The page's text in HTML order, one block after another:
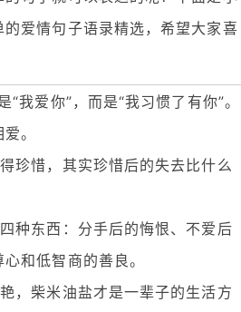
爱情句子语录精选，希望大家喜
我爱你”，而是“我习惯了有你”。
。
珍惜，其实珍惜后的失去比什么
种东西：分手后的悔恨、不爱后
和低智商的善良。
，柴米油盐才是一辈子的生活方